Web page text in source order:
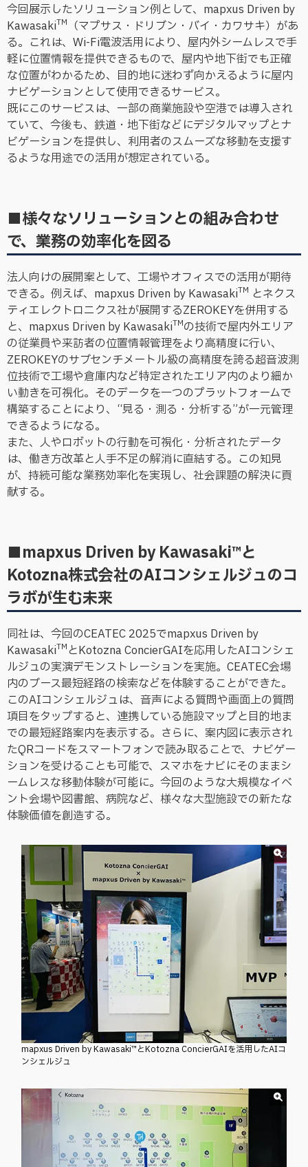
今回展示したソリューション例として、mapxus Driven by
KawasakiTM
（マプサス・ドリブン・バイ・カワサキ）があ
る。これは、Wi-Fi電波活用により、屋内外シームレスで手
軽に位置情報を提供できるもので、屋内や地下街でも正確
な位置がわかるため、目的地に迷わず向かえるように屋内
ナビゲーションとして使用できるサービス。
既にこのサービスは、一部の商業施設や空港では導入され
ていて、今後も、鉄道・地下街などにデジタルマップとナ
ビゲーションを提供し、利用者のスムーズな移動を支援す
るような用途での活用が想定されている。
■様々なソリューションとの組み合わせ
で、業務の効率化を図る
法人向けの展開案として、工場やオフィスでの活用が期待
できる。例えば、mapxus Driven by KawasakiTM とネクス
ティエレクトロニクス社が展開するZEROKEYを併用する
と、mapxus Driven by KawasakiTMの技術で屋内外エリア
の従業員や来訪者の位置情報管理をより高精度に行い、
ZEROKEYのサブセンチメートル級の高精度を誇る超音波測
位技術で工場や倉庫内など特定されたエリア内のより細か
い動きを可視化。そのデータを一つのプラットフォームで
構築することにより、“見る・測る・分析する”が一元管理
できるようになる。
また、人やロボットの行動を可視化・分析されたデータ
は、働き方改革と人手不足の解消に直結する。この知見
が、持続可能な業務効率化を実現し、社会課題の解決に貢
献する。
■mapxus Driven by Kawasaki™と
Kotozna株式会社のAIコンシェルジュのコ
ラボが生む未来
同社は、今回のCEATEC 2025でmapxus Driven by
KawasakiTM とKotozna ConcierGAIを応用したAIコンシェ
ルジュの実演デモンストレーションを実施。CEATEC会場
内のブース最短経路の検索などを体験することができた。
このAIコンシェルジュは、音声による質問や画面上の質問
項目をタップすると、連携している施設マップと目的地ま
での最短経路案内を表示する。さらに、案内図に表示され
たQRコードをスマートフォンで読み取ることで、ナビゲー
ションを受けることも可能で、スマホをナビにそのままシ
ームレスな移動体験が可能に。今回のような大規模なイベ
ント会場や図書館、病院など、様々な大型施設での新たな
体験価値を創造する。
mapxus Driven by Kawasaki™とKotozna ConcierGAIを活用したAIコ
ンシェルジュ